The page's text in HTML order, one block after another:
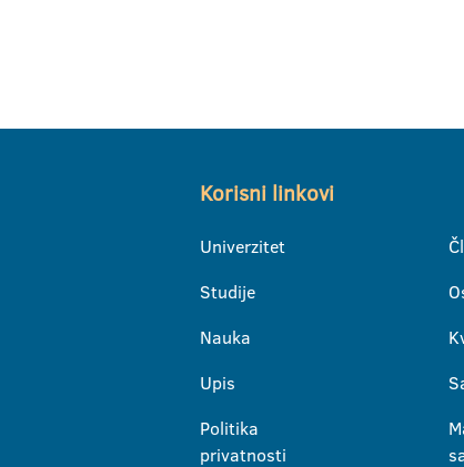
Korisni linkovi
Univerzitet
Studije
Nauka
Upis
Politika
privatnosti